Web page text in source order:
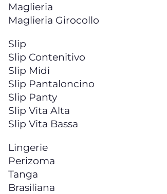
Maglieria
Maglieria Girocollo
Slip
Slip Contenitivo
Slip Midi
Slip Pantaloncino
Slip Panty
Slip Vita Alta
Slip Vita Bassa
Lingerie
Perizoma
Tanga
Brasiliana